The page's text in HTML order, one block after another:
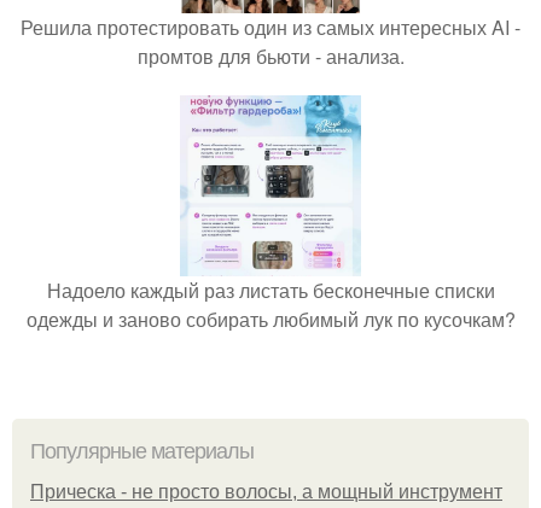
Решила протестировать один из самых интересных AI -
промтов для бьюти - анализа.
Надоело каждый раз листать бесконечные списки
одежды и заново собирать любимый лук по кусочкам?
Популярные материалы
Прическа - не просто волосы, а мощный инструмент